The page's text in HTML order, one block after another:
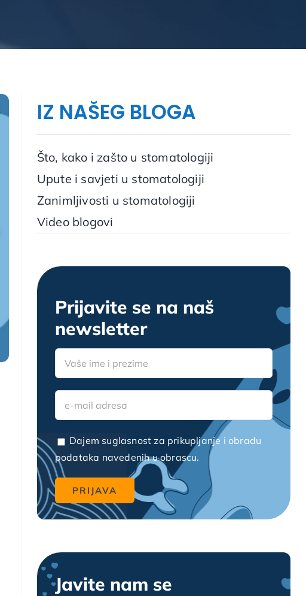
IZ NAŠEG BLOGA
Što, kako i zašto u stomatologiji
Upute i savjeti u stomatologiji
Zanimljivosti u stomatologiji
Video blogovi
Prijavite se na naš
newsletter
Dajem suglasnost za prikupljanje i obradu
podataka navedenih u obrascu.
Javite nam se